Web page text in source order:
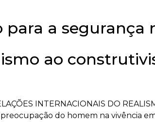
para a segurança
ao
INTERNACIONAIS DO
do homem na vivência